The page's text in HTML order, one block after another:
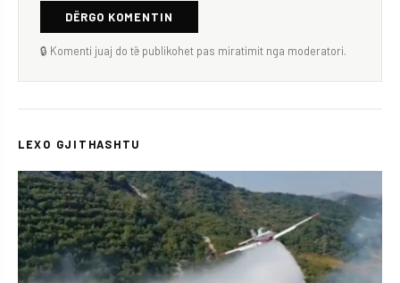
DËRGO KOMENTIN
🔒 Komenti juaj do të publikohet pas miratimit nga moderatori.
LEXO GJITHASHTU